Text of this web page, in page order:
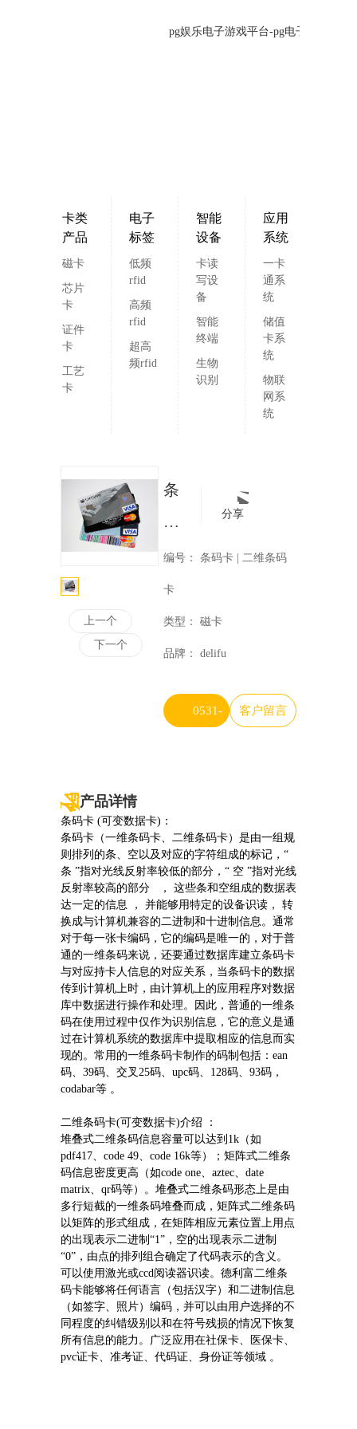
pg娱乐电子游戏平台-pg电子模拟器网
卡类
产品
磁卡
芯片
卡
证件
卡
工艺
卡
电子
标签
低频
rfid
高频
rfid
超高
频rfid
智能
设备
卡读
写设
备
智能
终端
生物
识别
应用
系统
一卡
通系
统
储值
卡系
统
物联
网系
统
上一个
下一个
条
码
卡
|
二
维
码
乐
电
子
游
戏
平
台
分享
编号 条码卡 | 二维条码
卡
类型 磁卡
品牌 delifu
0531- 客户留言
产品详情
条码卡 (可变数据卡)：
条码卡（一维条码卡、二维条码卡）是由一组规
则排列的条、空以及对应的字符组成的标记，“
条 ”指对光线反射率较低的部分，“ 空 ”指对光线
反射率较高的部分 ， 这些条和空组成的数据表
达一定的信息 ， 并能够用特定的设备识读， 转
换成与计算机兼容的二进制和十进制信息。通常
对于每一张卡编码，它的编码是唯一的，对于普
通的一维条码来说，还要通过数据库建立条码卡
与对应持卡人信息的对应关系，当条码卡的数据
传到计算机上时，由计算机上的应用程序对数据
库中数据进行操作和处理。因此，普通的一维条
码在使用过程中仅作为识别信息，它的意义是通
过在计算机系统的数据库中提取相应的信息而实
现的。常用的一维条码卡制作的码制包括：ean
码、39码、交叉25码、upc码、128码、93码，
codabar等 。
二维条码卡(可变数据卡)介绍 ：
堆叠式二维条码信息容量可以达到1k（如
pdf417、code 49、code 16k等）；矩阵式二维条
码信息密度更高（如code one、aztec、date
matrix、qr码等）。堆叠式二维条码形态上是由
多行短截的一维条码堆叠而成，矩阵式二维条码
以矩阵的形式组成，在矩阵相应元素位置上用点
的出现表示二进制“1”，空的出现表示二进制
“0”，由点的排列组合确定了代码表示的含义。
可以使用激光或ccd阅读器识读。德利富二维条
码卡能够将任何语言（包括汉字）和二进制信息
（如签字、照片）编码，并可以由用户选择的不
同程度的纠错级别以和在符号残损的情况下恢复
所有信息的能力。广泛应用在社保卡、医保卡、
pvc证卡、准考证、代码证、身份证等领域 。